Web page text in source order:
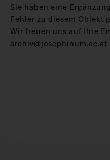
Sie haben eine
Fehler zu diesem Objekt
Wir freuen uns auf Ihre
archiv@josephinum.ac.at